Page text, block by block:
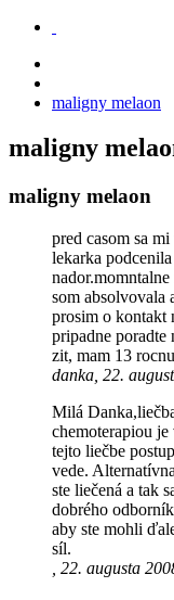
maligny melaon
maligny
maligny melaon
pred casom sa
lekarka
som absolvovala
prosim o kontakt
pripadne poradte
zit, mam 13
danka, 22.
Milá
chemoterapiou
tejto liečbe
vede.
ste liečená a tak
dobrého
aby ste mohli
síl.
, 22. augusta